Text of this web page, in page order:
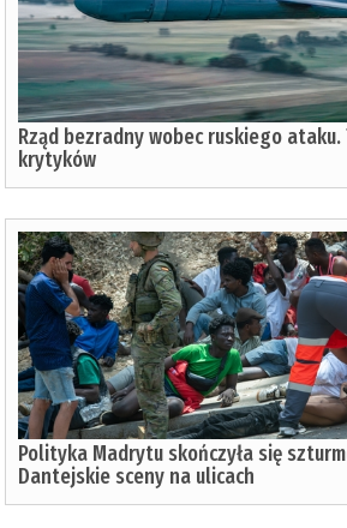
Rząd bezradny wobec ruskiego
krytyków
Polityka Madrytu skończyła się
Dantejskie sceny na ulicach